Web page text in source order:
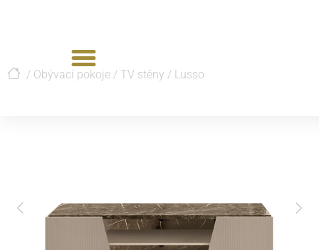
/ Obývací pokoje / TV stěny / Lusso